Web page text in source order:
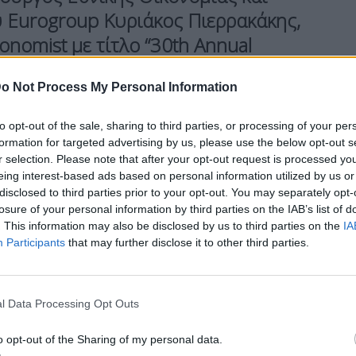
Not Process My Personal Information
opt-out of the sale, sharing to third parties, or processing of your
for targeted advertising by us, please use the below opt-out
selection. Please note that after your opt-out request is processed
interest-based ads based on personal information utilized by us
to third parties prior to your opt-out. You may separately
of your personal information by third parties on the IAB’s list of
This information may also be disclosed by us to third parties on the
Participants that may further disclose it to other third parties.
Data Processing Opt Outs
opt-out of the Sharing of my personal data.
Κυριάκος Πιερρακάκης,
με τίτλο “30th Annual
in an age of upheaval |
πραγματοποιείται στην
των Ενρίκο Λέτα και Μάριο Ντράγκι,
όμως το κρίσιμο ερώτημα είναι η
Ενρίκο Λέτα και Μάριο Ντράγκι όρισαν αυτές
παραδοτέων. Το ερώτημα είναι έως πότε, πόσο
μέτωπα της ευρωπαϊκής οικονομικής